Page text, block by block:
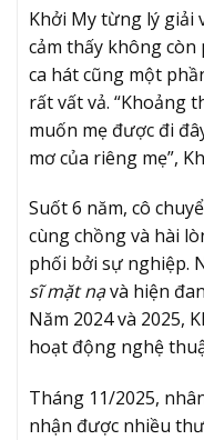
Khởi My từng lý giải
cảm thấy không
ca hát cũng một
rất vất vả. “Khoảng
muốn mẹ được đi
mơ của riêng mẹ”,
Suốt 6 năm, cô
cùng chồng và hài
phối bởi sự nghiệp.
sĩ mặt nạvà hiện
Năm 2024 và 2025,
hoạt động nghệ
Tháng 11/2025,
nhận được nhiều